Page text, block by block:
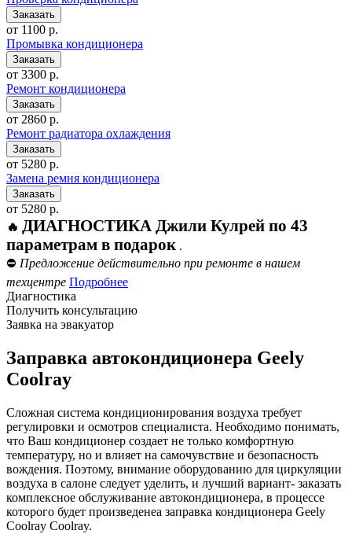
от 1100 р.
Промывка кондиционера
от 3300 р.
Ремонт кондиционера
от 2860 р.
Ремонт радиатора охлаждения
от 5280 р.
Замена ремня кондиционера
от 5280 р.
🔥 ДИАГНОСТИКА Джили Кулрей по 43
параметрам в подарок .
⛔ Предложение действительно при ремонте в нашем
техцентре Подробнее
Диагностика
Получить консультацию
Заявка на эвакуатор
Заправка автокондиционера Geely
Coolray
Сложная система кондиционирования воздуха требует
регулировки и осмотров специалиста. Необходимо понимать,
что Ваш кондиционер создает не только комфортную
температуру, но и влияет на самочувствие и безопасность
вождения. Поэтому, внимание оборудованию для циркуляции
воздуха в салоне следует уделить, и лучший вариант- заказать
комплексное обслуживание автокондиционера, в процессе
которого будет произведенеа заправка кондиционера Geely
Coolray Coolray.